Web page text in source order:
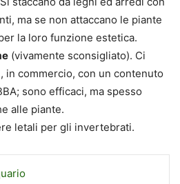
ma se non attaccano le piante
la loro funzione estetica.
(vivamente sconsigliato). Ci
in commercio, con un contenuto
sono efficaci, ma spesso
alle piante.
letali per gli invertebrati.